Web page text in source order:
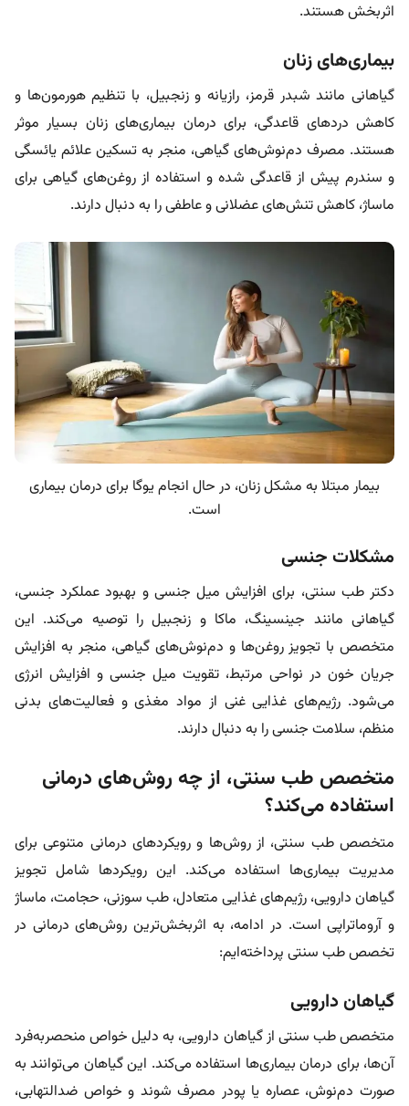
اثربخش هستند.
بیماری‌های زنان
گیاهانی مانند شبدر قرمز، رازیانه و زنجبیل، با تنظیم هورمون‌ها و
کاهش دردهای قاعدگی، برای درمان بیماری‌های زنان بسیار موثر
هستند. مصرف دم‌نوش‌های گیاهی، منجر به تسکین علائم یائسگی
و سندرم پیش از قاعدگی شده و استفاده از روغن‌های گیاهی برای
ماساژ، کاهش تنش‌های عضلانی و عاطفی را به دنبال دارند.
بیمار مبتلا به مشکل زنان، در حال انجام یوگا برای درمان بیماری
است.
مشکلات جنسی
دکتر طب سنتی، برای افزایش میل جنسی و بهبود عملکرد جنسی،
گیاهانی مانند جینسینگ، ماکا و زنجبیل را توصیه می‌کند. این
متخصص با تجویز روغن‌ها و دم‌نوش‌های گیاهی، منجر به افزایش
جریان خون در نواحی مرتبط، تقویت میل جنسی و افزایش انرژی
می‌شود. رژیم‌های غذایی غنی از مواد مغذی و فعالیت‌های بدنی
منظم، سلامت جنسی را به دنبال دارند.
متخصص طب سنتی، از چه روش‌های درمانی
استفاده می‌کند؟
متخصص طب سنتی، از روش‌ها و رویکردهای درمانی متنوعی برای
مدیریت بیماری‌ها استفاده می‌کند. این رویکردها شامل تجویز
گیاهان دارویی، رژیم‌های غذایی متعادل، طب سوزنی، حجامت، ماساژ
و آروماتراپی است. در ادامه، به اثربخش‌ترین روش‌های درمانی در
تخصص طب سنتی پرداخته‌ایم:
گیاهان دارویی
متخصص طب سنتی از گیاهان دارویی، به دلیل خواص منحصربه‌فرد
آن‌ها، برای درمان بیماری‌ها استفاده می‌کند. این گیاهان می‌توانند به
صورت دم‌نوش، عصاره یا پودر مصرف شوند و خواص ضدالتهابی،